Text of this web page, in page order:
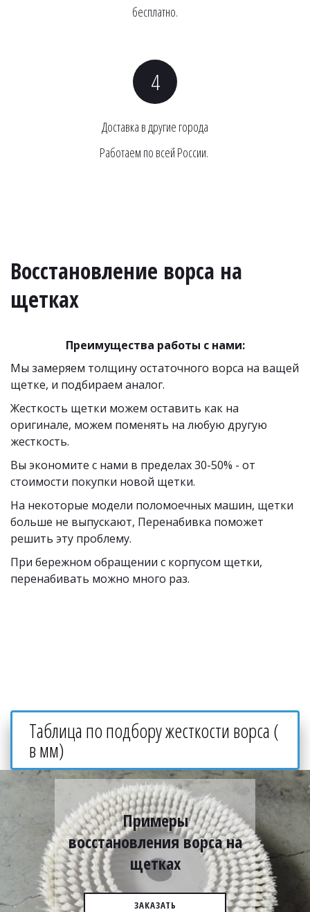
бесплатно.
Доставка в другие города
Работаем по всей России.
Восстановление ворса на
щетках
Преимущества работы с нами:
Мы замеряем толщину остаточного ворса на ващей
щетке, и подбираем аналог.
Жесткость щетки можем оставить как на
оригинале, можем поменять на любую другую
жесткость.
Вы экономите с нами в пределах 30-50% - от
стоимости покупки новой щетки.
На некоторые модели поломоечных машин, щетки
больше не выпускают, Перенабивка поможет
решить эту проблему.
При бережном обращении с корпусом щетки,
перенабивать можно много раз.
Таблица по подбору жесткости ворса (
в мм)
Примеры
восстановления ворса на
щетках
ЗАКАЗАТЬ